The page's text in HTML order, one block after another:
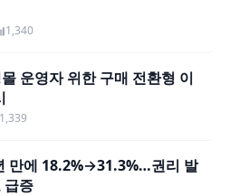
1,340
운영자 위한 구매 전환형 이
1,339
만에 18.2%→31.3%…권리 발
급증